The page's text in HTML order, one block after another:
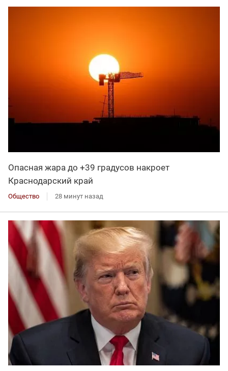
Опасная жара до +39 градусов накроет
Краснодарский край
Общество 28 минут назад